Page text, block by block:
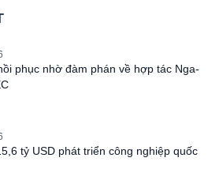
phục nhờ đàm phán về hợp tác Nga-
tỷ USD phát triển công nghiệp quốc